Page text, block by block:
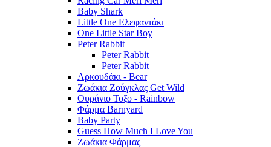
Baby Shark
Little One Ελεφαντάκι
One Little Star Boy
Peter Rabbit
Peter Rabbit
Peter Rabbit
Αρκουδάκι - Bear
Ζωάκια Ζούγκλας Get Wild
Ουράνιο Τοξο - Rainbow
Φάρμα Barnyard
Baby Party
Guess How Much I Love You
Ζωάκια Φάρμας